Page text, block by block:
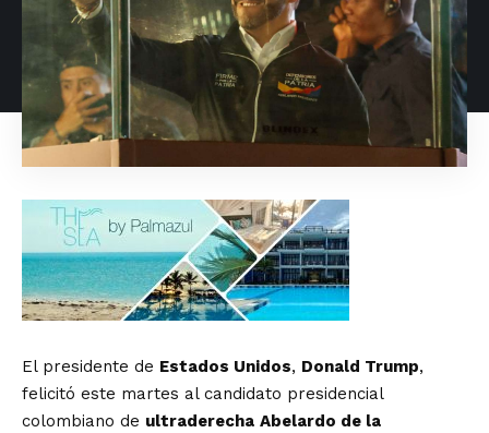
El presidente de Estados Unidos, Donald Trump,
felicitó este martes al candidato presidencial
colombiano de ultraderecha Abelardo de la